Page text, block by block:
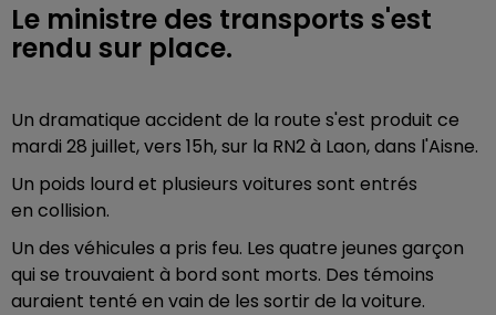
Le ministre des transports s'est
rendu sur place.
Un dramatique accident de la route s'est produit ce
mardi 28 juillet, vers 15h, sur la RN2 à Laon, dans l'Aisne.
Un poids lourd et plusieurs voitures sont entrés
en collision.
Un des véhicules a pris feu. Les quatre jeunes garçon
qui se trouvaient à bord sont morts. Des témoins
auraient tenté en vain de les sortir de la voiture.